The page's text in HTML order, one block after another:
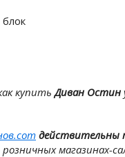
купитьДиван Остин
действительны
магазинах-